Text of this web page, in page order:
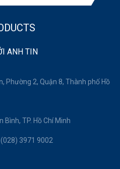
ANH TIN
Phường 2, Quận 8, Thành phố Hồ
Bình, TP. Hồ Chí Minh
3971 9002